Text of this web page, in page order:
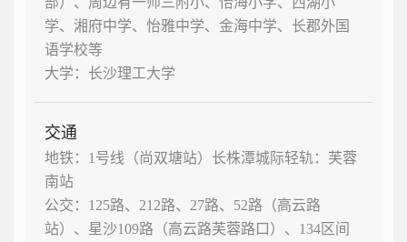
学、湘府中学、怡雅中学、金海中学、长郡外国
语学校等
大学：长沙理工大学
交通
地铁：1号线（尚双塘站）长株潭城际轻轨：芙蓉
南站
公交：125路、212路、27路、52路（高云路
站）、星沙109路（高云路芙蓉路口）、134区间